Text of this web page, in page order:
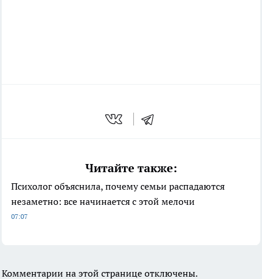
Читайте также:
Психолог объяснила, почему семьи распадаются
незаметно: все начинается с этой мелочи
07:07
Комментарии на этой странице отключены.